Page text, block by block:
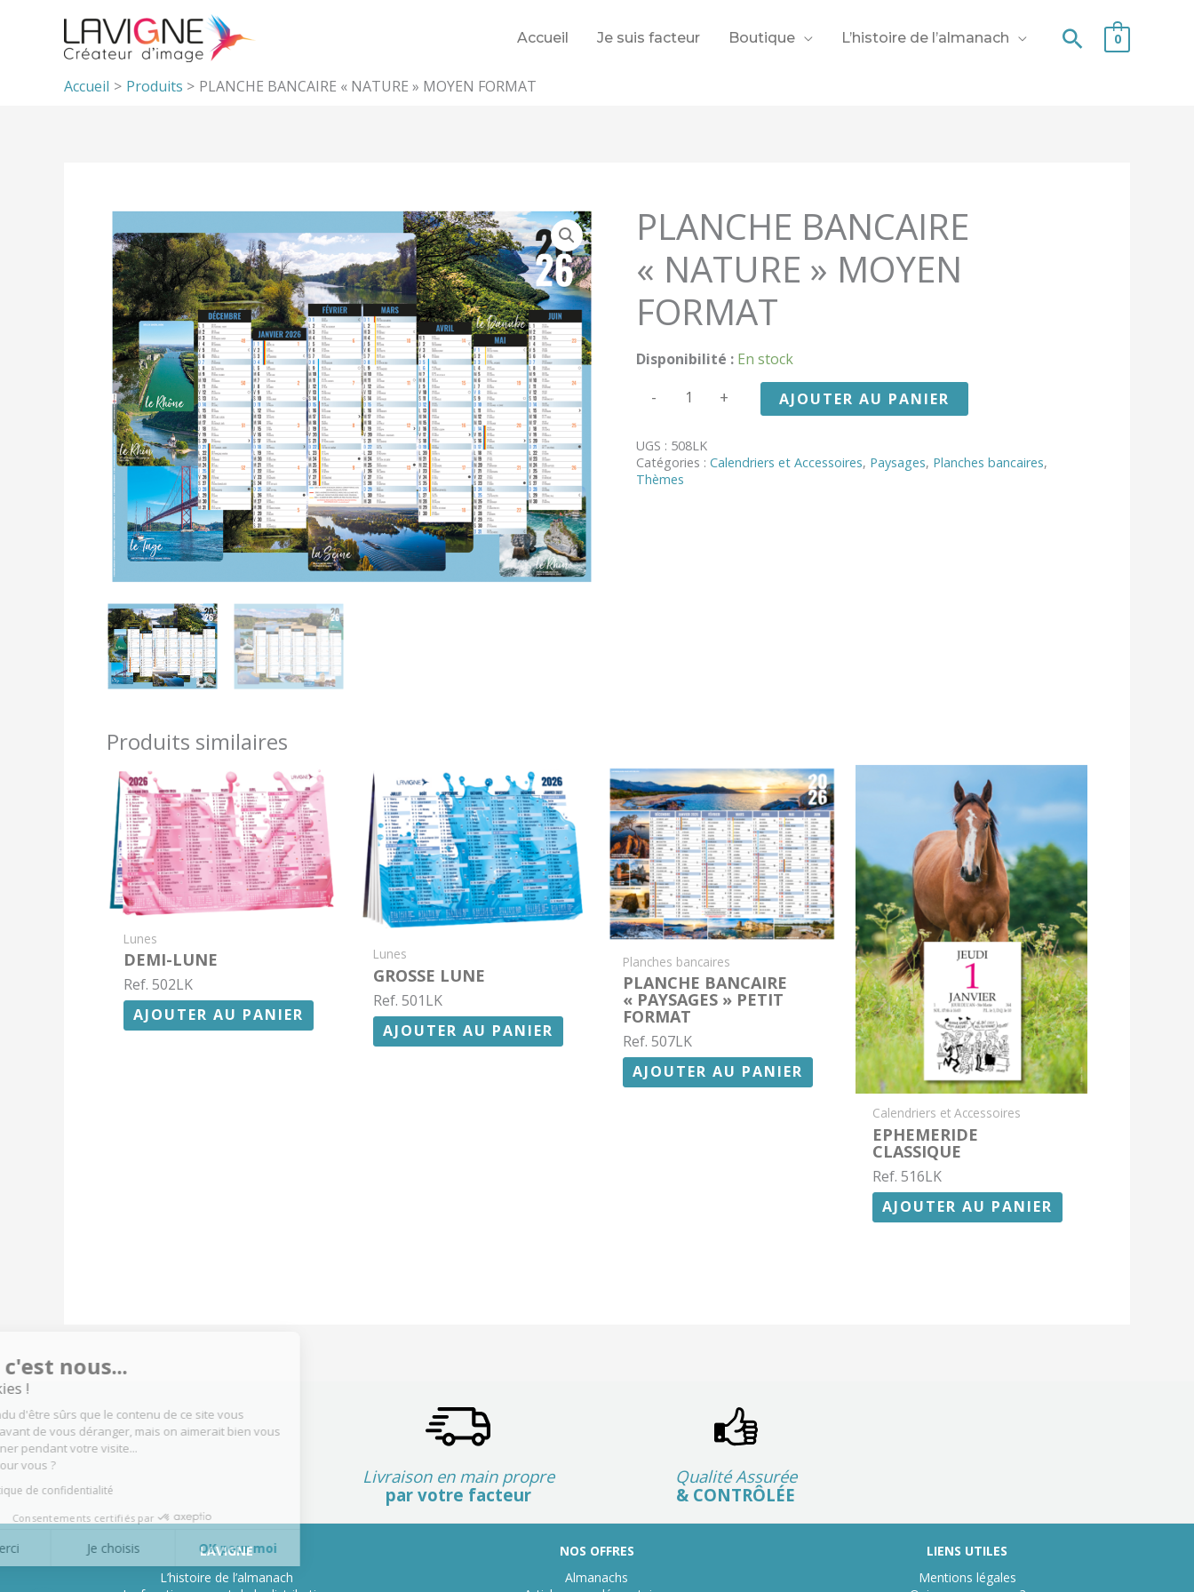
Accueil Je suis facteur Boutique L’histoire de l’almanach 0
Accueil Produits PLANCHE BANCAIRE « NATURE » MOYEN FORMAT
PLANCHE BANCAIRE
« NATURE » MOYEN
FORMAT
Disponibilité : En stock
-
quantité
BANCAIRE
"NATURE"
MOYEN
FORMAT
+ AJOUTER AU PANIER
UGS : 508LK
Catégories :Calendriers et Accessoires, Paysages, Planches bancaires,
Thèmes
Produits similaires
Lunes
DEMI-LUNE
Ref. 502LK
AJOUTER AU PANIER
Lunes
GROSSE LUNE
Ref. 501LK
AJOUTER AU PANIER
Planches bancaires
PLANCHE BANCAIRE
« PAYSAGES » PETIT
FORMAT
Ref. 507LK
AJOUTER AU PANIER
Calendriers et Accessoires
EPHEMERIDE
CLASSIQUE
Ref. 516LK
AJOUTER AU PANIER
Livraison en main propre
par votre facteur
Qualité Assurée
& CONTRÔLÉE
LAVIGNE
L’histoire de l’almanach
NOS OFFRES
Almanachs
LIENS UTILES
Mentions légales
les Cookies !
contenu de ce site vous intéresse
avant de vous déranger, mais on aimerait bien vous
accompagner pendant votre visite...
C'est OK pour vous ?
Lire la politique de confidentialité
Consentements certifiés par
Non merci Je choisis
Plateforme de Gestion du Consentement : Personnalisez vos Options